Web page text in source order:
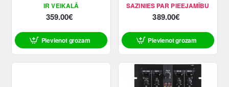
IR VEIKALĀ
359.00€
Pievienot grozam
SAZINIES PAR PIEEJAMĪBU
389.00€
Pievienot grozam